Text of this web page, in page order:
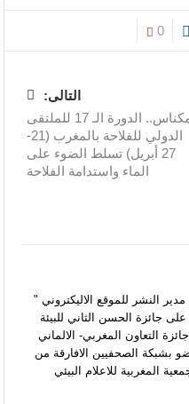
0
التالى:
مكناس.. الدورة الـ 17 للملتقى
الدولي للفلاحة بالمغرب (21-
27 أبريل) تسلط الضوء على
الماء واستدامة الفلاحة
النشر للموقع الاليكتروني "
جائزة الحسن الثاني للبيئة
التعاون المغربي- الالماني
بشبكة الصحفيين الافارقة من
المغربية للاعلام البيئي